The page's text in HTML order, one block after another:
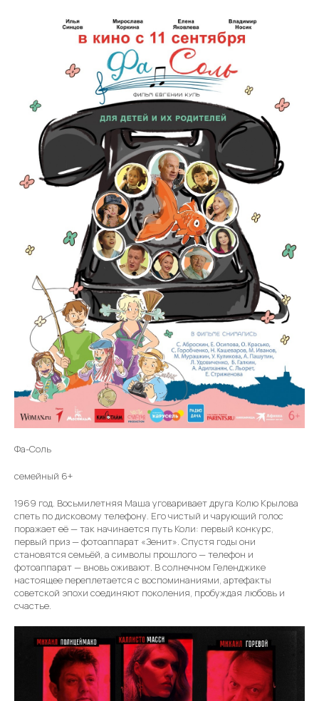
Фа-Соль
семейный 6+
1969 год. Восьмилетняя Маша уговаривает друга Колю Крылова
спеть по дисковому телефону. Его чистый и чарующий голос
поражает её — так начинается путь Коли: первый конкурс,
первый приз — фотоаппарат «Зенит». Спустя годы они
становятся семьёй, а символы прошлого — телефон и
фотоаппарат — вновь оживают. В солнечном Геленджике
настоящее переплетается с воспоминаниями, артефакты
советской эпохи соединяют поколения, пробуждая любовь и
счастье.